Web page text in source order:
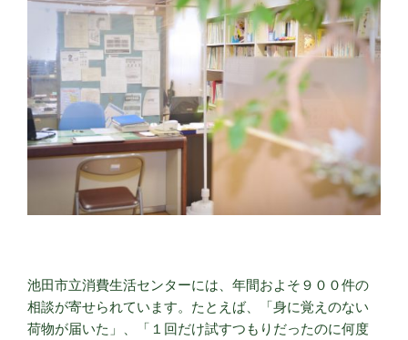
池田市立消費生活センターには、年間およそ９００件の
相談が寄せられています。たとえば、「身に覚えのない
荷物が届いた」、「１回だけ試すつもりだったのに何度